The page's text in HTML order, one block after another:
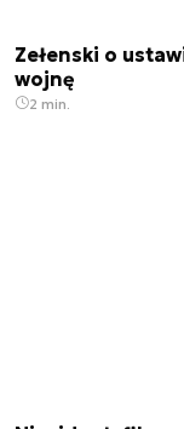
Zełenski o
wojnę
2 min.